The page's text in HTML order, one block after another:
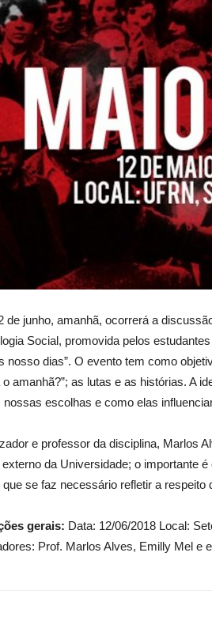
de junho, amanhã, ocorrerá a
Social, promovida pelos
nosso dias”. O evento tem como
amanhã?”; as lutas e as histórias. A
nossas escolhas e como elas
e professor da disciplina, Marlos
externo da Universidade; o importante
se faz necessário refletir a respeito
gerais: Data: 12/06/2018 Local:
Prof. Marlos Alves, Emilly Mel e